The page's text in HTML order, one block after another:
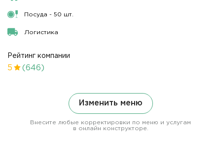
Посуда - 50 шт.
Логистика
Рейтинг компании
5 (646)
Изменить меню
Внесите любые корректировки по меню и услугам
в онлайн конструкторе.